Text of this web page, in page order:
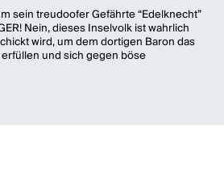
sein treudoofer Gefährte “Edelknecht”
Nein, dieses Inselvolk ist wahrlich
wird, um dem dortigen Baron das
und sich gegen böse